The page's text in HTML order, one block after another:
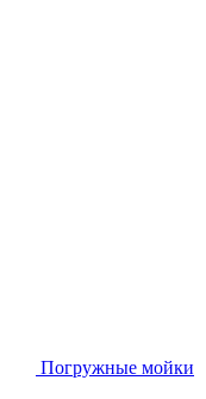
Погружные мойки